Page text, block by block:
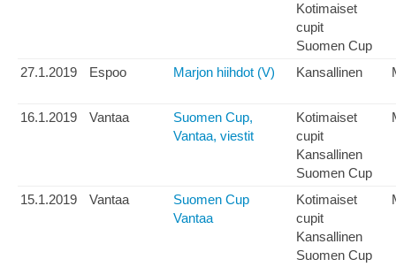
Kotimaiset
cupit
Suomen Cup
27.1.2019 Espoo Marjon hiihdot (V) Kansallinen
16.1.2019 Vantaa
Suomen Cup,
Vantaa, viestit
Kotimaiset
cupit
Kansallinen
Suomen Cup
15.1.2019 Vantaa
Suomen Cup
Vantaa
Kotimaiset
cupit
Kansallinen
Suomen Cup